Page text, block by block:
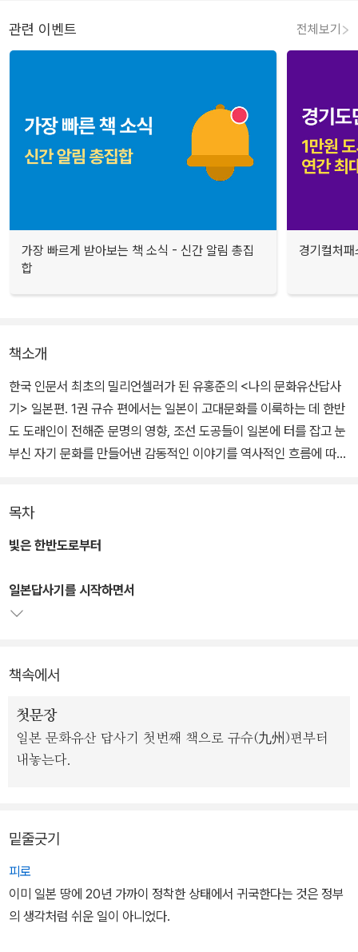
관련 이벤트 전체보기
가장 빠르게 받아보는 책 소식 - 신간 알림 총집
합
경기컬처
책소개
한국 인문서 최초의 밀리언셀러가 된 유홍준의 <나의 문화유산답사
기> 일본편. 1권 규슈 편에서는 일본이 고대문화를 이룩하는 데 한반
도 도래인이 전해준 문명의 영향, 조선 도공들이 일본에 터를 잡고 눈
부신 자기 문화를 만들어낸 감동적인 이야기를 역사적인 흐름에 따라
계, 그리고 자생적으로 꽃피운 일본문화의 미학을 돌아본다.
인 역사 인식이나 콤플렉스를 벗어던지고 쌍방적인 시각, 더 나아가
동아시아적인 시각으로 역사를 파악하는 것이 미래 지향적인 시각이
정적인 평가도 아끼지 않으면서 문화란 상호 교류하고 이동함으로써
목차
빛은 한반도로부터
일본답사기를 시작하면서
책속에서
첫문장
일본 문화유산 답사기 첫번째 책으로 규슈(九州)편부터
내놓는다.
밑줄긋기
피로
이미 일본 땅에 20년 가까이 정착한 상태에서 귀국한다는 것은 정부
의 생각처럼 쉬운 일이 아니었다.